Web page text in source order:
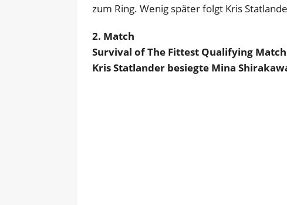
zum Ring. Wenig später folgt Kris
2. Match
Survival of The Fittest Qualifying Match
Kris Statlander besiegte Mina